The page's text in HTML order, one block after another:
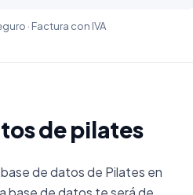
· Factura con IVA
de pilates
de datos de Pilates en